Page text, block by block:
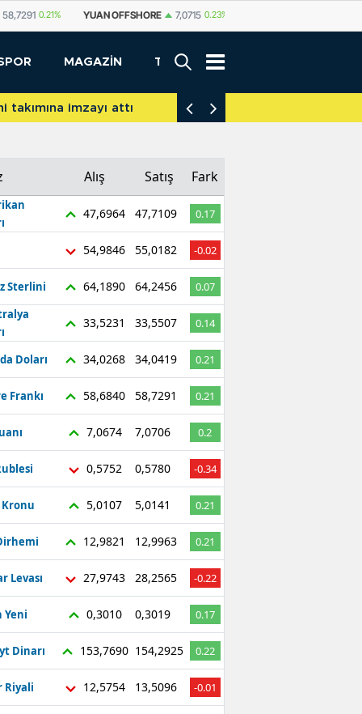
7,0715 0.23% YUAN 7,0706 0.2%
MAGAZİN TEKNOLOJİ
imzayı attı
Alış Satış Fark
47,6964 47,7109 0.17
54,9846 55,0182 -0.02
Sterlini 64,1890 64,2456
0.07
33,5231 33,5507 0.14
Doları 34,0268 34,0419 0.21
Frankı 58,6840 58,7291 0.21
7,0674 7,0706 0.2
0,5752 0,5780 -0.34
5,0107 5,0141 0.21
12,9821 12,9963 0.21
Levası 27,9743 28,2565 -0.22
Yeni 0,3010 0,3019 0.17
Dinarı 153,7690 154,2925 0.22
Riyali 12,5754 13,5096 -0.01